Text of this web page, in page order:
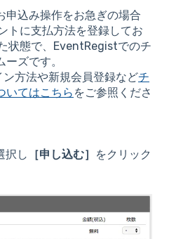
込み操作をお急ぎの場合
トに支払方法を登録してお
状態で、EventRegistでのチ
ズです。
方法や新規会員登録などチ
いてはこちら をご参照くださ
択し ［申し込む］
をクリック